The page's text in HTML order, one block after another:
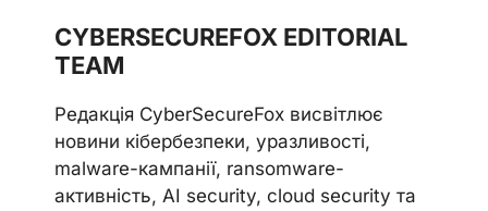
CYBERSECUREFOX EDITORIAL
TEAM
Редакція CyberSecureFox висвітлює
новини кібербезпеки, уразливості,
malware-кампанії, ransomware-
активність, AI security, cloud security та